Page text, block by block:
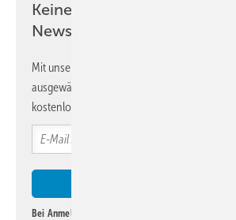
Keine Zeit? Kein Problem
Newsletter!
Mit unserem Newsletter erhalten Sie
ausgewählte Informationen und
kostenlos direkt ins Postfach.
Bei Anmeldung zu diesem Newsletter bin ich